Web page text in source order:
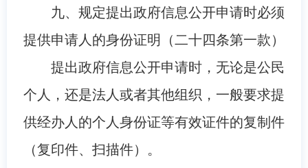
九、规定提出政府信息公开申请时必须
提供申请人的身份证明（二十四条第一款）
提出政府信息公开申请时，无论是公民
个人，还是法人或者其他组织，一般要求提
供经办人的个人身份证等有效证件的复制件
（复印件、扫描件）。